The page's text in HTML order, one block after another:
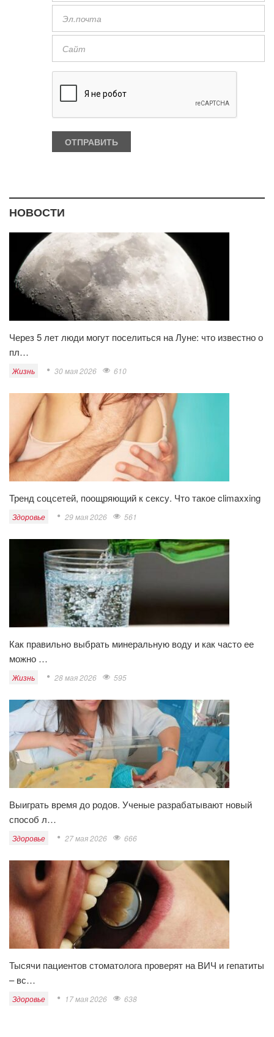
НОВОСТИ
Через 5 лет люди могут поселиться на Луне: что известно о
пл…
Жизнь 30 мая 2026 610
Тренд соцсетей, поощряющий к сексу. Что такое climaxxing
Здоровье 29 мая 2026 561
Как правильно выбрать минеральную воду и как часто ее
можно …
Жизнь 28 мая 2026 595
Выиграть время до родов. Ученые разрабатывают новый
способ л…
Здоровье 27 мая 2026 666
Тысячи пациентов стоматолога проверят на ВИЧ и гепатиты
– вс…
Здоровье 17 мая 2026 638